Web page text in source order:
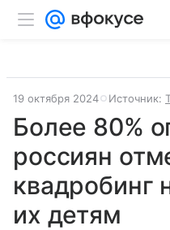
19 октября 2024 Источник:
Более 80%
россиян
квадробинг
их детям